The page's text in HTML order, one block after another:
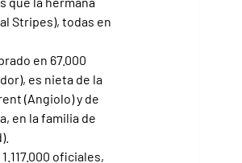
Stripes), todas en
en 67.000
es nieta de la
(Angiolo) y de
en la familia de
oficiales,